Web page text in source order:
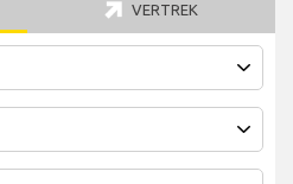
VERTREK